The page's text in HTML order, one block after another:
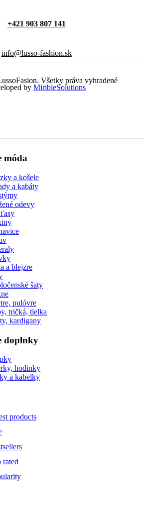
+421 903 807 141
info@lusso-fashion.sk
Všetky práva vyhradené
by MiribleSolutions
móda
a košele
a kabáty
odevy
a blejzre
šaty
pulóvre
tričká, tielka
kardigany
doplnky
hodinky
a kabelky
products
rated